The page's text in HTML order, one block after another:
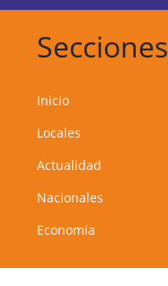
Secciones
Inicio
Locales
Actualidad
Nacionales
Economía